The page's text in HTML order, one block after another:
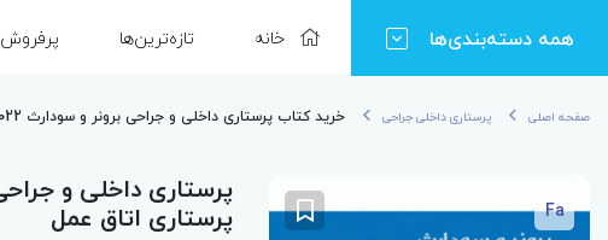
همه دسته‌بندی‌ها خانه تازه‌ترین‌ها
صفحه اصلی پرستاری داخلی جراحی خرید کتاب پرستاری داخلی و جراحی برونر و سودارث 2022 جلد3 پرستاری اتاق عمل
Fa پرستاری اتاق عمل